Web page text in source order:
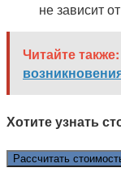
не зависит
Читайте также:
Хотите узнать
Рассчитать